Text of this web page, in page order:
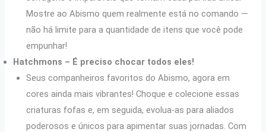
Mostre ao Abismo quem realmente está no comando —
não há limite para a quantidade de itens que você pode
empunhar!
Hatchmons – É preciso chocar todos eles!
Seus companheiros favoritos do Abismo, agora em
cores ainda mais vibrantes! Choque e colecione essas
criaturas fofas e, em seguida, evolua-as para aliados
poderosos e únicos para apimentar suas jornadas. Com